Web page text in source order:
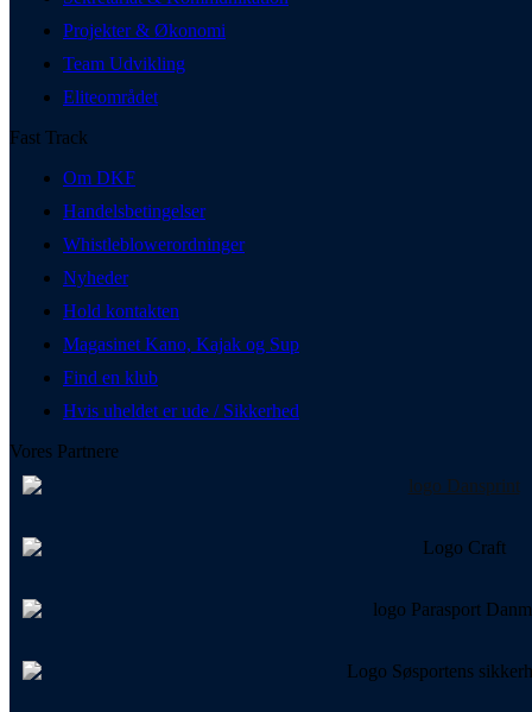
Projekter & Økonomi
Team Udvikling
Eliteområdet
Fast Track
Om DKF
Handelsbetingelser
Whistleblowerordninger
Nyheder
Hold kontakten
Magasinet Kano, Kajak og Sup
Find en klub
Hvis uheldet er ude / Sikkerhed
Vores Partnere